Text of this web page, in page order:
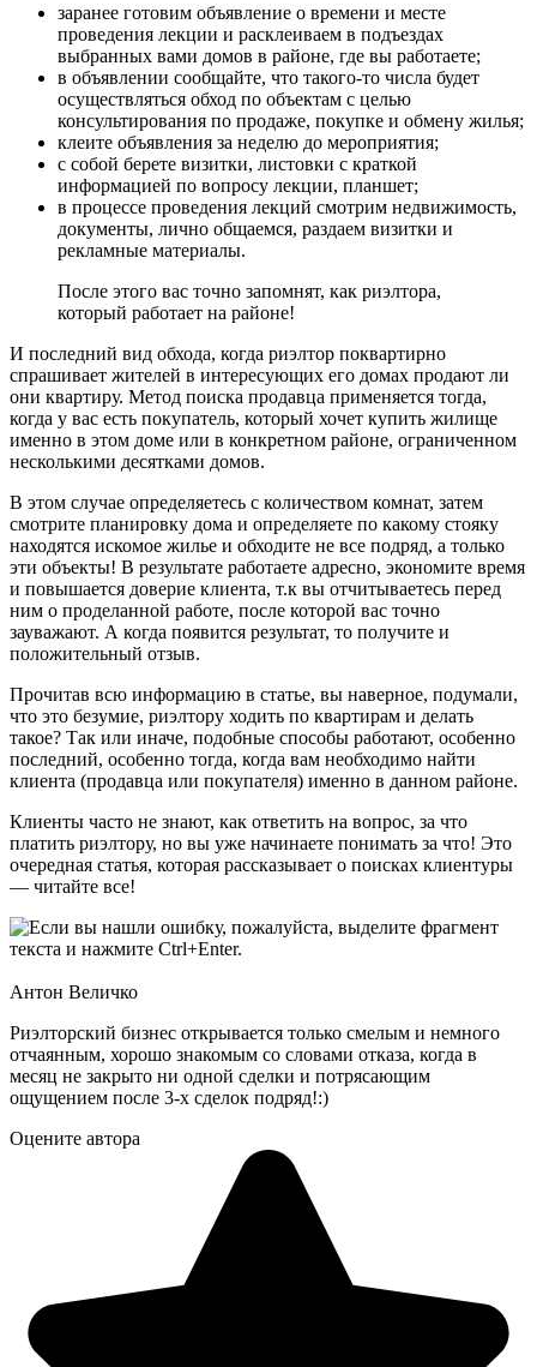
заранее готовим объявление о времени и месте
проведения лекции и расклеиваем в подъездах
выбранных вами домов в районе, где вы работаете;
в объявлении сообщайте, что такого-то числа будет
осуществляться обход по объектам с целью
консультирования по продаже, покупке и обмену жилья;
клеите объявления за неделю до мероприятия;
с собой берете визитки, листовки с краткой
информацией по вопросу лекции, планшет;
в процессе проведения лекций смотрим недвижимость,
документы, лично общаемся, раздаем визитки и
рекламные материалы.
После этого вас точно запомнят, как риэлтора,
который работает на районе!
И последний вид обхода, когда риэлтор поквартирно
спрашивает жителей в интересующих его домах продают ли
они квартиру. Метод поиска продавца применяется тогда,
когда у вас есть покупатель, который хочет купить жилище
именно в этом доме или в конкретном районе, ограниченном
несколькими десятками домов.
В этом случае определяетесь с количеством комнат, затем
смотрите планировку дома и определяете по какому стояку
находятся искомое жилье и обходите не все подряд, а только
эти объекты! В результате работаете адресно, экономите время
и повышается доверие клиента, т.к вы отчитываетесь перед
ним о проделанной работе, после которой вас точно
зауважают. А когда появится результат, то получите и
положительный отзыв.
Прочитав всю информацию в статье, вы наверное, подумали,
что это безумие, риэлтору ходить по квартирам и делать
такое? Так или иначе, подобные способы работают, особенно
последний, особенно тогда, когда вам необходимо найти
клиента (продавца или покупателя) именно в данном районе.
Клиенты часто не знают, как ответить на вопрос, за что
платить риэлтору, но вы уже начинаете понимать за что! Это
очередная статья, которая рассказывает о поисках клиентуры
— читайте все!
Антон Величко
Риэлторский бизнес открывается только смелым и немного
отчаянным, хорошо знакомым со словами отказа, когда в
месяц не закрыто ни одной сделки и потрясающим
ощущением после 3-х сделок подряд!:)
Оцените автора